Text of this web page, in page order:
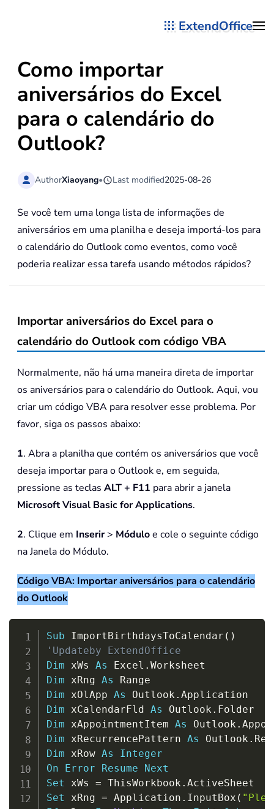
ExtendOffice
Como importar
aniversários do Excel
para o calendário do
Outlook?
AuthorXiaoyang• Last modified2025-08-26
Se você tem uma longa lista de informações de
aniversários em uma planilha e deseja importá-los para
o calendário do Outlook como eventos, como você
poderia realizar essa tarefa usando métodos rápidos?
Importar aniversários do Excel para o
calendário do Outlook com código VBA
Normalmente, não há uma maneira direta de importar
os aniversários para o calendário do Outlook. Aqui, vou
criar um código VBA para resolver esse problema. Por
favor, siga os passos abaixo:
1. Abra a planilha que contém os aniversários que você
deseja importar para o Outlook e, em seguida,
pressione as teclas ALT + F11 para abrir a janela
Microsoft Visual Basic for Applications.
2. Clique em Inserir> Móduloe cole o seguinte código
na Janela do Módulo.
Código VBA: Importar aniversários para o calendário
do Outlook
Sub ImportBirthdaysToCalendar ( )
'Updateby ExtendOffice
Dim xWs As Excel .
Dim xRng As
Dim xOlApp As Outlook .
Dim xCalendarFld As Outlook .
Dim xAppointmentItem As Outlook .
Dim xRecurrencePattern As Outlook .
Dim xRow As
Integer
On
Error Resume
Next
Set xWs = ThisWorkbook .
Set xRng = Application . InputBox (
Copy